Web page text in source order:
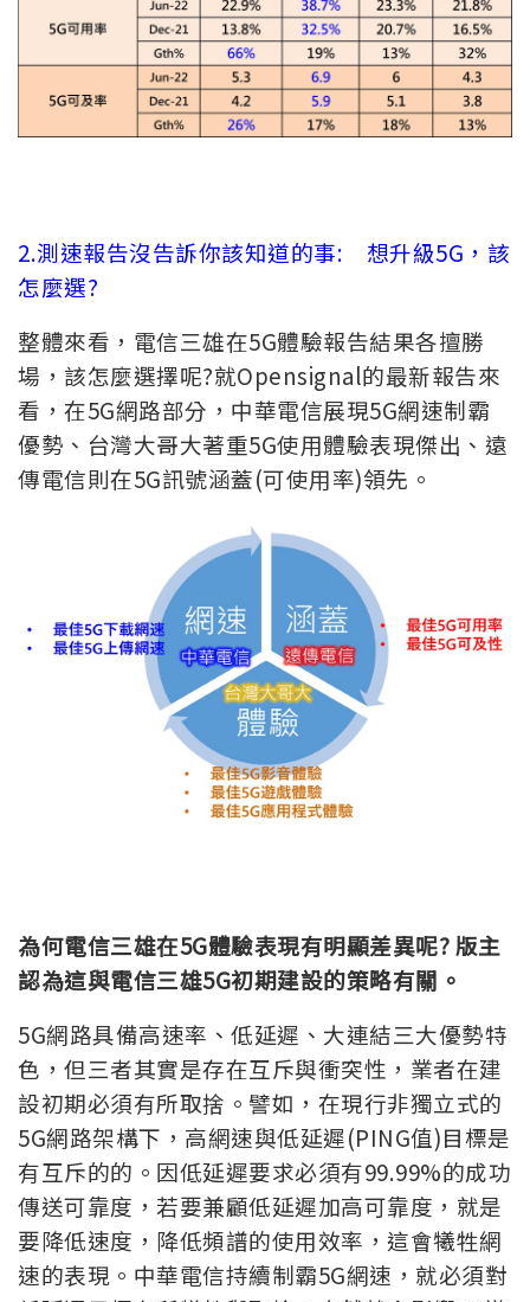
2.測速報告沒告訴你該知道的事: 想升級5G，該
怎麼選?
整體來看，電信三雄在5G體驗報告結果各擅勝
場，該怎麼選擇呢?就Opensignal的最新報告來
看，在5G網路部分，中華電信展現5G網速制霸
優勢、台灣大哥大著重5G使用體驗表現傑出、遠
傳電信則在5G訊號涵蓋(可使用率)領先。
為何電信三雄在5G體驗表現有明顯差異呢? 版主
認為這與電信三雄5G初期建設的策略有關。
5G網路具備高速率、低延遲、大連結三大優勢特
色，但三者其實是存在互斥與衝突性，業者在建
設初期必須有所取捨。譬如，在現行非獨立式的
5G網路架構下，高網速與低延遲(PING值)目標是
有互斥的的。因低延遲要求必須有99.99%的成功
傳送可靠度，若要兼顧低延遲加高可靠度，就是
要降低速度，降低頻譜的使用效率，這會犧牲網
速的表現。中華電信持續制霸5G網速，就必須對